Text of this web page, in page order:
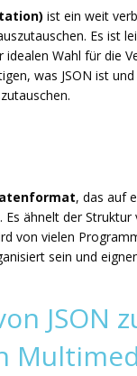
ist ein weit
Es ist
Wahl für die
was JSON ist
, das auf
Es ähnelt der
von vielen
sein und
JSON